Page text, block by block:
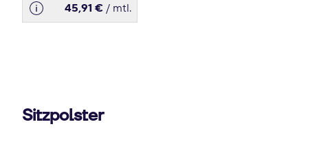
45,91 € / mtl.
Sitzpolster